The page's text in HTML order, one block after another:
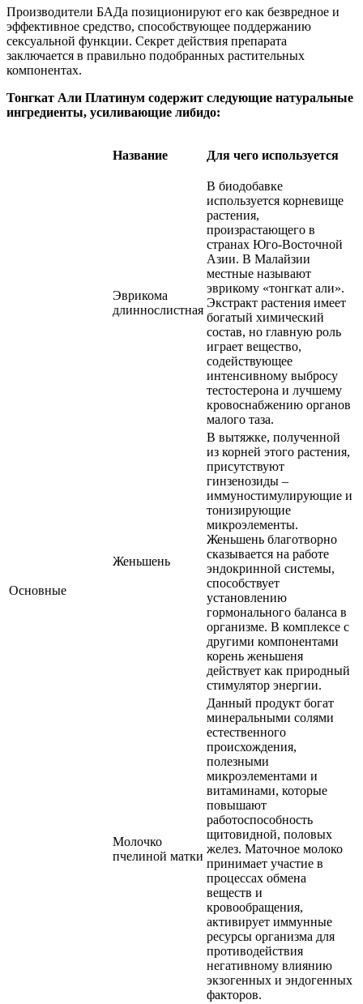
Производители БАДа позиционируют его как безвредное и
эффективное средство, способствующее поддержанию
сексуальной функции. Секрет действия препарата
заключается в правильно подобранных растительных
компонентах.
Тонгкат Али Платинум содержит следующие натуральные
ингредиенты, усиливающие либидо:
Название Для чего используется
Основные
Эврикома
длиннослистная
В биодобавке
используется корневище
растения,
произрастающего в
странах Юго-Восточной
Азии. В Малайзии
местные называют
эврикому «тонгкат али».
Экстракт растения имеет
богатый химический
состав, но главную роль
играет вещество,
содействующее
интенсивному выбросу
тестостерона и лучшему
кровоснабжению органов
малого таза.
Женьшень
В вытяжке, полученной
из корней этого растения,
присутствуют
гинзенозиды –
иммуностимулирующие и
тонизирующие
микроэлементы.
Женьшень благотворно
сказывается на работе
эндокринной системы,
способствует
установлению
гормонального баланса в
организме. В комплексе с
другими компонентами
корень женьшеня
действует как природный
стимулятор энергии.
Молочко
пчелиной матки
Данный продукт богат
минеральными солями
естественного
происхождения,
полезными
микроэлементами и
витаминами, которые
повышают
работоспособность
щитовидной, половых
желез. Маточное молоко
принимает участие в
процессах обмена
веществ и
кровообращения,
активирует иммунные
ресурсы организма для
противодействия
негативному влиянию
экзогенных и эндогенных
факторов.